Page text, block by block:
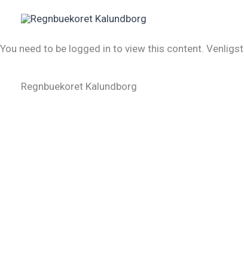
indholdet
You need to be logged in to view this content. Venligst
Regnbuekoret Kalundborg